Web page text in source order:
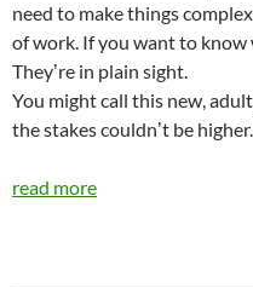
need to make things
of work. If you want to know
Theyʼre in plain sight.
You might call this new,
the stakes couldnʼt be higher.
read more